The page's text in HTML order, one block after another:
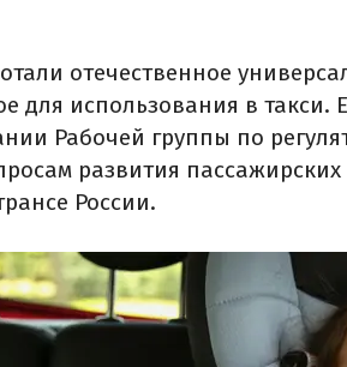
отечественное
для использования в такси.
Рабочей группы по
развития
России.